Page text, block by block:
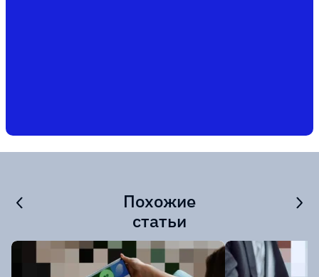
Похожие
статьи